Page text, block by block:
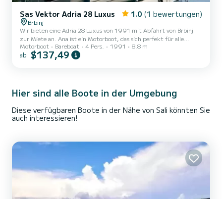
Sas Vektor Adria 28 Luxus 1.0 (1 bewertungen)
Brbinj
Wir bieten eine Adria 28 Luxus von 1991 mit Abfahrt von Brbinj
zur Miete an. Ana ist ein Motorboot, das sich perfekt für alle
Vermietungen eignet. Dieses Motorboot ist sehr angenehm zu
handhaben für eine einwöchige Kreuzfahrt oder länger. Das Boot
Motorboot Bareboat 4 Pers. 1991 8.8 m
ab $137,49
Hier sind alle Boote in der Umgebung
Diese verfügbaren Boote in der Nähe von Sali könnten Sie
auch interessieren!